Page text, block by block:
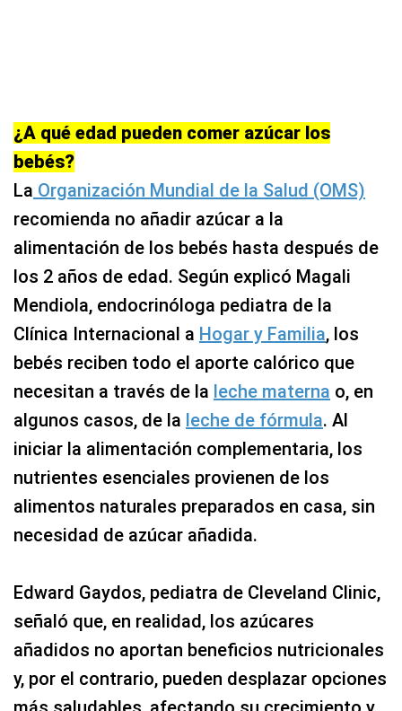
¿A qué edad pueden comer azúcar los
bebés?
La Organización Mundial de la Salud (OMS)
recomienda no añadir azúcar a la
alimentación de los bebés hasta después de
los 2 años de edad. Según explicó Magali
Mendiola, endocrinóloga pediatra de la
Clínica Internacional a Hogar y Familia, los
bebés reciben todo el aporte calórico que
necesitan a través de la leche materna o, en
algunos casos, de la leche de fórmula. Al
iniciar la alimentación complementaria, los
nutrientes esenciales provienen de los
alimentos naturales preparados en casa, sin
necesidad de azúcar añadida.
Edward Gaydos, pediatra de Cleveland Clinic,
señaló que, en realidad, los azúcares
añadidos no aportan beneficios nutricionales
y, por el contrario, pueden desplazar opciones